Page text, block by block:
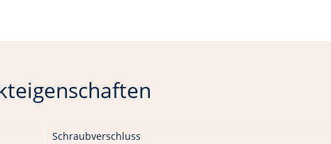
Schraubverschluss